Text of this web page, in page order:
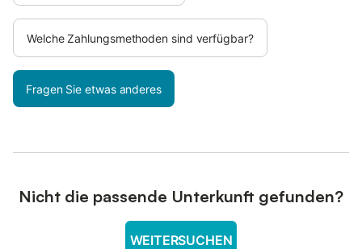
Welche Zahlungsmethoden sind verfügbar?
Fragen Sie etwas anderes
Nicht die passende Unterkunft gefunden?
WEITERSUCHEN